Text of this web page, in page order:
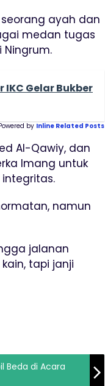
ayah dan
medan tugas
Gelar Bukber
by Inline Related Posts
Al-Qawiy, dan
Imang untuk
namun
jalanan
tapi janji
Beda di Acara